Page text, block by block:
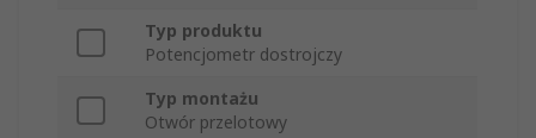
Typ produktu
Potencjometr dostrojczy
Typ montażu
Otwór przelotowy